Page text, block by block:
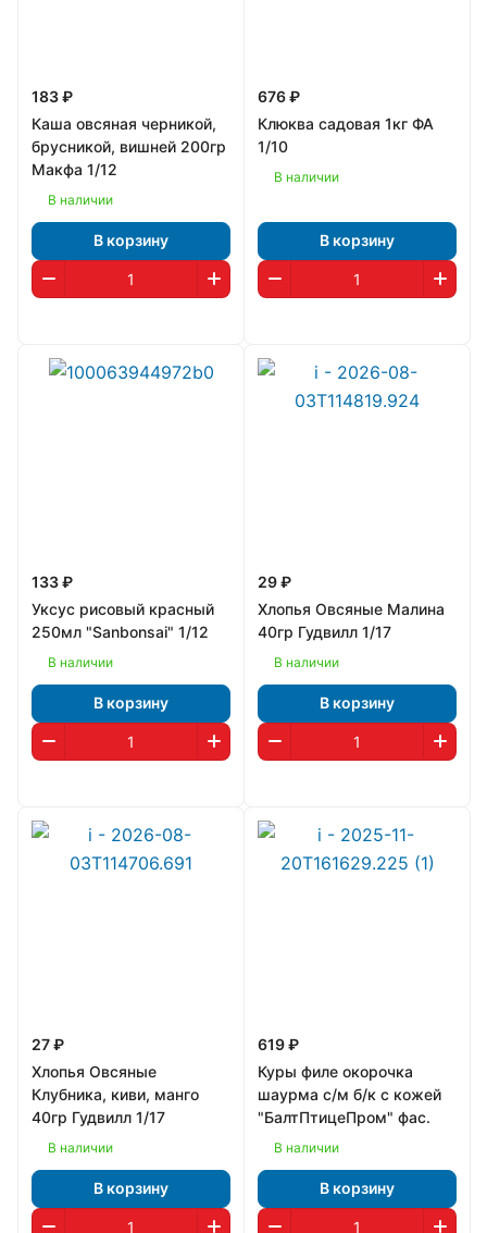
183 ₽
Каша овсяная черникой,
брусникой, вишней 200гр
Макфа 1/12
В наличии
В корзину
676 ₽
Клюква садовая 1кг ФА
1/10
В наличии
В корзину
133 ₽
Уксус рисовый красный
250мл "Sanbonsai" 1/12
В наличии
В корзину
29 ₽
Хлопья Овсяные Малина
40гр Гудвилл 1/17
В наличии
В корзину
27 ₽
Хлопья Овсяные
Клубника, киви, манго
40гр Гудвилл 1/17
В наличии
В корзину
619 ₽
Куры филе окорочка
шаурма с/м б/к с кожей
"БалтПтицеПром" фас.
В наличии
В корзину